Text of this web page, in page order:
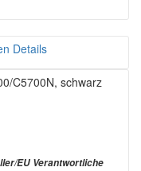
Details
C5700N, schwarz
EU Verantwortliche